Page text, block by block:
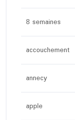
8 semaines
accouchement
annecy
apple